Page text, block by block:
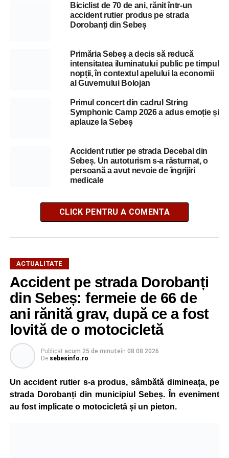
Biciclist de 70 de ani, rănit într-un
accident rutier produs pe strada
Dorobanți din Sebeș
Primăria Sebeș a decis să reducă
intensitatea iluminatului public pe timpul
nopții, în contextul apelului la economii
al Guvernului Bolojan
Primul concert din cadrul String
Symphonic Camp 2026 a adus emoție și
aplauze la Sebeș
Accident rutier pe strada Decebal din
Sebeș. Un autoturism s-a răsturnat, o
persoană a avut nevoie de îngrijiri
medicale
CLICK PENTRU A COMENTA
ACTUALITATE
Accident pe strada Dorobanți
din Sebeș: fermeie de 66 de
ani rănită grav, după ce a fost
lovită de o motocicletă
Publicat acum 25 de minuteîn 08.08.2026
De sebesinfo.ro
Un accident rutier s-a produs, sâmbătă dimineața, pe
strada Dorobanți din municipiul Sebeș. În eveniment
au fost implicate o motocicletă și un pieton.